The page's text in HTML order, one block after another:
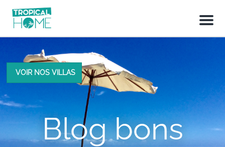
M
n
VOIR NOS VILLAS
Blog bons